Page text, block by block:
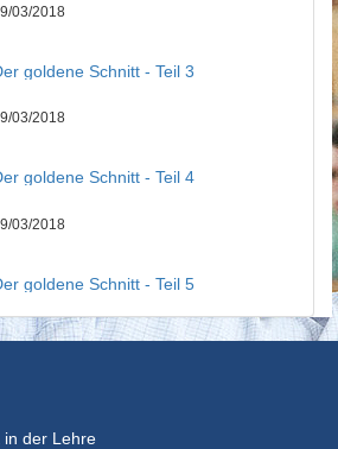
03/2018
goldene Schnitt - Teil 3
03/2018
goldene Schnitt - Teil 4
03/2018
goldene Schnitt - Teil 5
03/2018
03/2018
der Lehre